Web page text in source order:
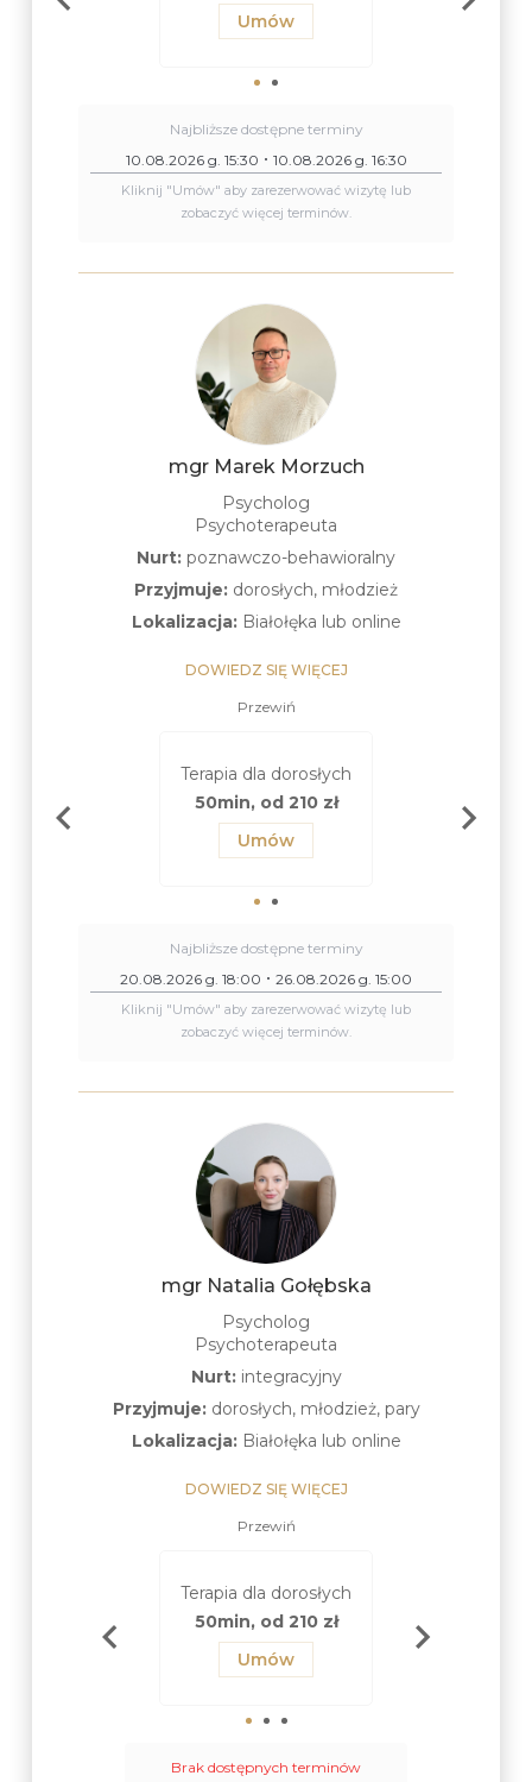
Umów
Najbliższe dostępne terminy
10.08.2026 g. 15:30
10.08.2026 g. 16:30
Kliknij "Umów" aby zarezerwować wizytę lub
zobaczyć więcej terminów.
mgr Marek Morzuch
Psycholog
Psychoterapeuta
Nurt: poznawczo-behawioralny
Przyjmuje: dorosłych, młodzież
Lokalizacja:Białołęka lub online
DOWIEDZ SIĘ WIĘCEJ
Przewiń
od 210 zł
Terapia dla dorosłych
50min, od 210 zł
Umów
50min, od
Najbliższe dostępne terminy
20.08.2026 g. 18:00
26.08.2026 g. 15:00
Kliknij "Umów" aby zarezerwować wizytę lub
zobaczyć więcej terminów.
mgr Natalia Gołębska
Psycholog
Psychoterapeuta
Nurt:integracyjny
Przyjmuje:dorosłych, młodzież, pary
Lokalizacja:Białołęka lub online
DOWIEDZ SIĘ WIĘCEJ
Przewiń
Terapia dla dorosłych
50min, od 210 zł
Umów
Brak dostępnych terminów